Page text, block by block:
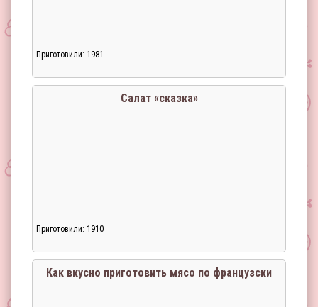
Приготовили: 1981
Салат «сказка»
Приготовили: 1910
Как вкусно приготовить мясо по французски